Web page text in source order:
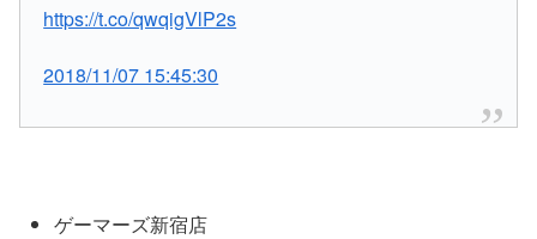
https://t.co/qwqigVlP2s
2018/11/07 15:45:30
ゲーマーズ新宿店